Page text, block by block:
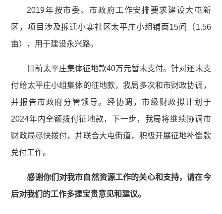
2019年按市委、市政府工作安排要求建设大屯新
区，项目涉及拆迁小寨社区太平庄小组铺面15间（1.56
亩），用于建设永兴路。
目前太平庄集体征地款40万元暂未支付。针对还未支
付给太平庄小组集体的征地款，我局多次和市财政协调，
并报告市政府分管领导。经协调，市级财政拟计划于
2024年内全额拨付征地款，下一步，我局将继续协调市
财政局尽快拨付，并联合大屯街道，积极开展征地补偿款
兑付工作。
感谢你们对我市自然资源工作的关心和支持，请在今
后对我们的工作多提宝贵意见和建议。